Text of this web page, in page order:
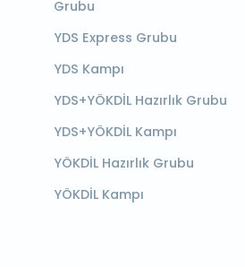
Grubu
YDS Express Grubu
YDS Kampı
YDS+YÖKDİL Hazırlık Grubu
YDS+YÖKDİL Kampı
YÖKDİL Hazırlık Grubu
YÖKDİL Kampı